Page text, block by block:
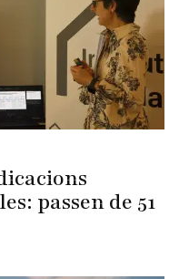
passen de 51